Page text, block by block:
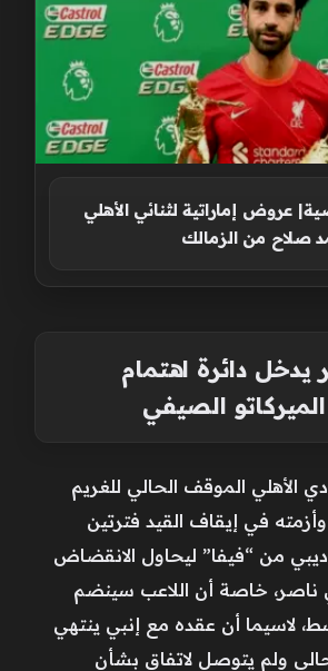
عروض إماراتية لثنائي الأهلي
صلاح من الزمالك
دائرة اهتمام
الصيفي
الأهلي الموقف الحالي للغريم
وأزمته في إيقاف القيد فترتين
من “فيفا” ليحاول الانقضاض
خاصة أن اللاعب سينضم
لاسيما أن عقده مع إنبي ينتهي
ولم يتوصل لاتفاق بشأن